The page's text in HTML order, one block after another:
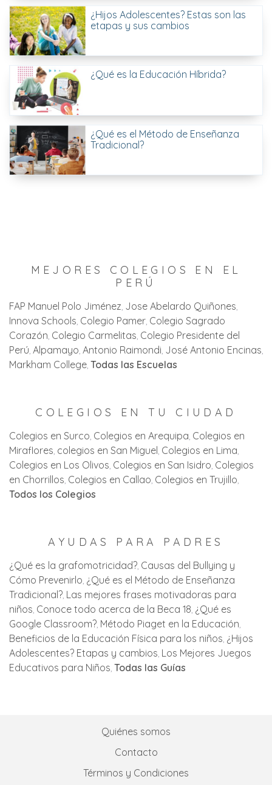
¿Hijos Adolescentes? Estas son las
etapas y sus cambios
¿Qué es la Educación Híbrida?
¿Qué es el Método de Enseñanza
Tradicional?
MEJORES COLEGIOS EN EL
PERÚ
FAP Manuel Polo Jiménez Jose Abelardo Quiñones
Innova Schools Colegio Pamer Colegio Sagrado
Corazón Colegio Carmelitas Colegio Presidente del
Perú Alpamayo Antonio Raimondi José Antonio Encinas
Markham College Todas las Escuelas
COLEGIOS EN TU CIUDAD
Colegios en Surco Colegios en Arequipa Colegios en
Miraflores colegios en San Miguel Colegios en Lima
Colegios en Los Olivos Colegios en San Isidro Colegios
en Chorrillos Colegios en Callao Colegios en Trujillo
Todos los Colegios
AYUDAS PARA PADRES
¿Qué es la grafomotricidad? Causas del Bullying y
Cómo Prevenirlo ¿Qué es el Método de Enseñanza
Tradicional? Las mejores frases motivadoras para
niños Conoce todo acerca de la Beca 18 ¿Qué es
Google Classroom? Método Piaget en la Educación
Beneficios de la Educación Física para los niños ¿Hijos
Adolescentes? Etapas y cambios Los Mejores Juegos
Educativos para Niños Todas las Guías
Quiénes somos
Contacto
Términos y Condiciones